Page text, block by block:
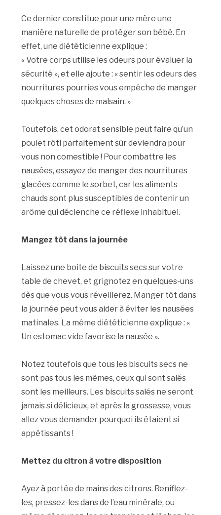
Ce dernier constitue pour une mère une
manière naturelle de protéger son bébé. En
effet, une diététicienne explique :
« Votre corps utilise les odeurs pour évaluer la
sécurité », et elle ajoute : « sentir les odeurs des
nourritures pourries vous empêche de manger
quelques choses de malsain. »
Toutefois, cet odorat sensible peut faire qu’un
poulet rôti parfaitement sûr deviendra pour
vous non comestible ! Pour combattre les
nausées, essayez de manger des nourritures
glacées comme le sorbet, car les aliments
chauds sont plus susceptibles de contenir un
arôme qui déclenche ce réflexe inhabituel.
Mangez tôt dans la journée
Laissez une boite de biscuits secs sur votre
table de chevet, et grignotez en quelques-uns
dès que vous vous réveillerez. Manger tôt dans
la journée peut vous aider à éviter les nausées
matinales. La même diététicienne explique : «
Un estomac vide favorise la nausée ».
Notez toutefois que tous les biscuits secs ne
sont pas tous les mêmes, ceux qui sont salés
sont les meilleurs. Les biscuits salés ne seront
jamais si délicieux, et après la grossesse, vous
allez vous demander pourquoi ils étaient si
appétissants !
Mettez du citron à votre disposition
Ayez à portée de mains des citrons. Reniflez-
les, pressez-les dans de l’eau minérale, ou